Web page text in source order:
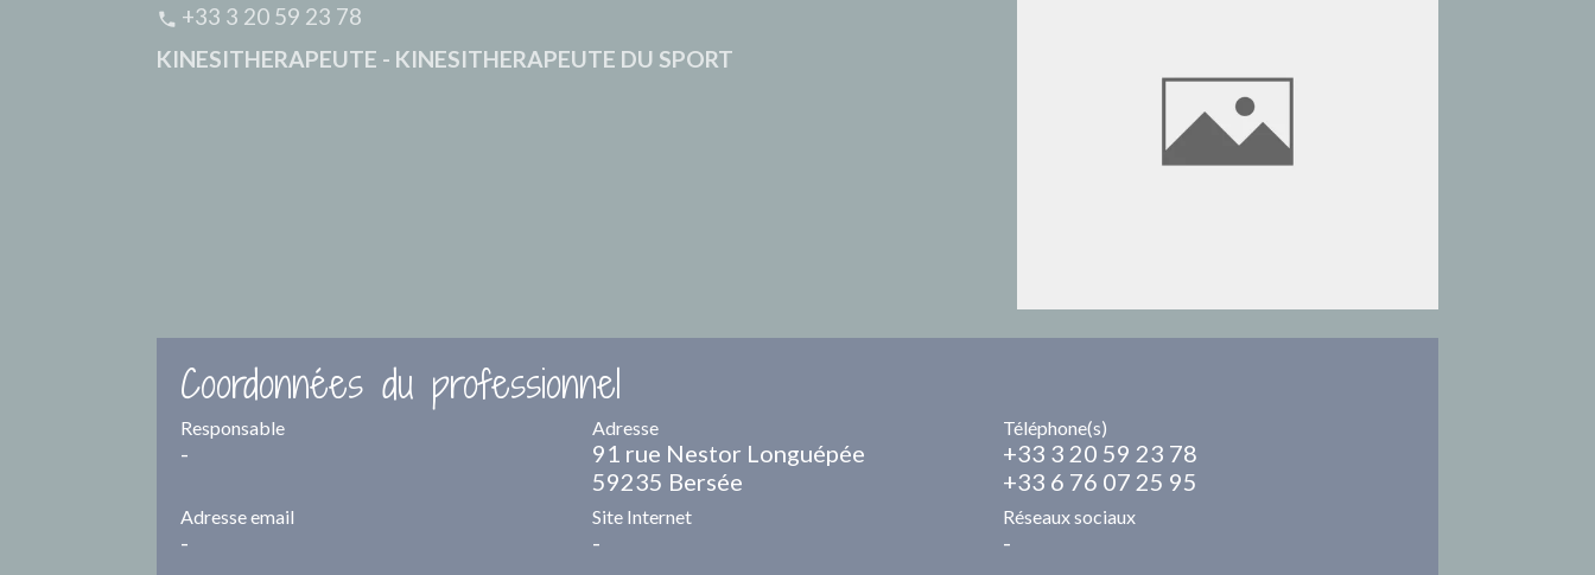
phone +33 3 20 59 23 78
KINESITHERAPEUTE - KINESITHERAPEUTE DU SPORT
Coordonnées du professionnel
Responsable
-
Adresse
91 rue Nestor Longuépée
59235 Bersée
Téléphone(s)
+33 3 20 59 23 78
+33 6 76 07 25 95
Adresse email
-
Site Internet
-
Réseaux sociaux
-